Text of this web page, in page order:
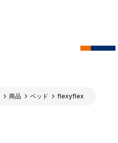
商品 ベッド flexyflex